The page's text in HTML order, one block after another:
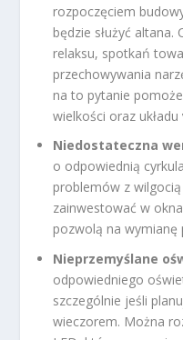
rozpoczęciem
będzie służyć altana.
relaksu, spotkań
przechowywania
na to pytanie
wielkości oraz układu
Niedostateczna
o odpowiednią
problemów z
zainwestować w
pozwolą na wymianę
Nieprzemyślane
odpowiedniego
szczególnie jeśli
wieczorem. Można